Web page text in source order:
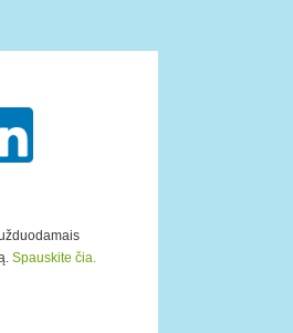
Spauskite čia.